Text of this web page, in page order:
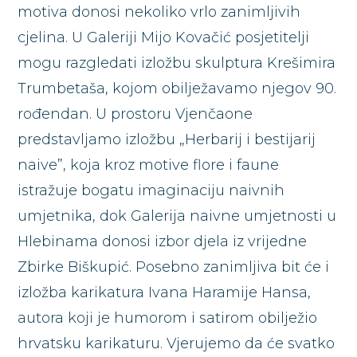
motiva donosi nekoliko vrlo zanimljivih
cjelina. U Galeriji Mijo Kovačić posjetitelji
mogu razgledati izložbu skulptura Krešimira
Trumbetaša, kojom obilježavamo njegov 90.
rođendan. U prostoru Vjenčaone
predstavljamo izložbu „Herbarij i bestijarij
naive”, koja kroz motive flore i faune
istražuje bogatu imaginaciju naivnih
umjetnika, dok Galerija naivne umjetnosti u
Hlebinama donosi izbor djela iz vrijedne
Zbirke Biškupić. Posebno zanimljiva bit će i
izložba karikatura Ivana Haramije Hansa,
autora koji je humorom i satirom obilježio
hrvatsku karikaturu. Vjerujemo da će svatko